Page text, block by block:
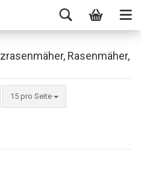
Rasenmäher,
15 pro Seite